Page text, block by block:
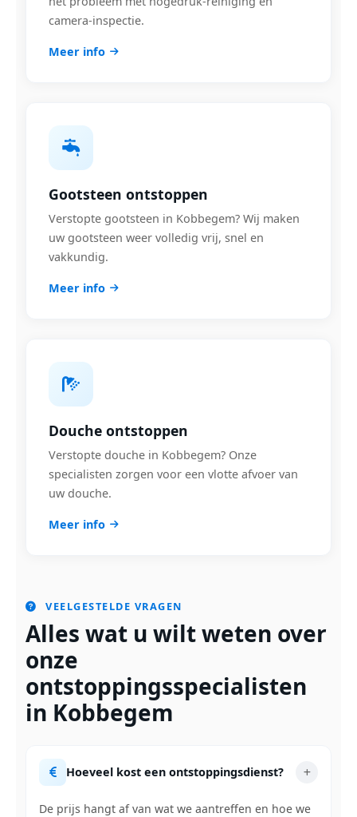
camera-inspectie.
Meer info
Gootsteen ontstoppen
Verstopte gootsteen in Kobbegem? Wij maken
uw gootsteen weer volledig vrij, snel en
vakkundig.
Meer info
Douche ontstoppen
Verstopte douche in Kobbegem? Onze
specialisten zorgen voor een vlotte afvoer van
uw douche.
Meer info
VEELGESTELDE VRAGEN
Alles wat u wilt weten over
onze
ontstoppingsspecialisten
in Kobbegem
Hoeveel kost een ontstoppingsdienst?
De prijs hangt af van wat we aantreffen en hoe we